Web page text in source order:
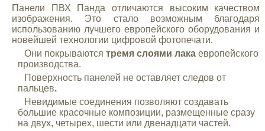
Панели ПВХ Панда отличаются высоким качеством
изображения. Это стало возможным благодаря
использованию лучшего европейского оборудования и
новейшей технологии цифровой фотопечати.
Они покрываются тремя слоями лакаевропейского
производства.
Поверхность панелей не оставляет следов от
пальцев.
Невидимые соединения позволяют создавать
большие красочные композиции, размещенные сразу
на двух, четырех, шести или двенадцати частей.